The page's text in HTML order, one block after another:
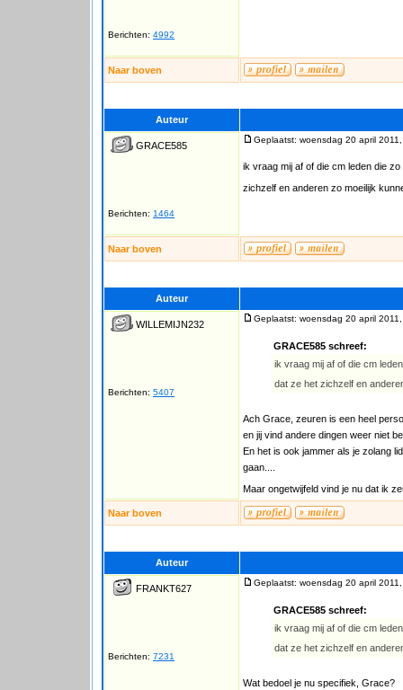
Berichten: 4992
Naar boven
Auteur
GRACE585
Berichten: 1464
Geplaatst: woensdag 20 april
ik vraag mij af of die cm leden die
zichzelf en anderen zo moeilijk
Naar boven
Auteur
WILLEMIJN232
Berichten: 5407
Geplaatst: woensdag 20 april
GRACE585 schreef:
ik vraag mij af of die cm
dat ze het zichzelf en
Ach Grace, zeuren is een heel
en jij vind andere dingen weer niet
En het is ook jammer als je zolang
gaan....
Maar ongetwijfeld vind je nu dat ik
Naar boven
Auteur
FRANKT627
Berichten: 7231
Geplaatst: woensdag 20 april
GRACE585 schreef:
ik vraag mij af of die cm
dat ze het zichzelf en
Wat bedoel je nu specifiek, Grace?